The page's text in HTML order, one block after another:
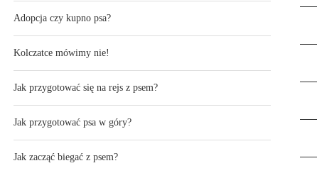
Adopcja czy kupno psa?
Kolczatce mówimy nie!
Jak przygotować się na rejs z psem?
Jak przygotować psa w góry?
Jak zacząć biegać z psem?